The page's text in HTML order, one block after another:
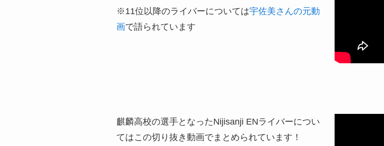
※11位以降のライバーについては宇佐美さんの元動
画で語られています
麒麟高校の選手となったNijisanji ENライバーについ
てはこの切り抜き動画でまとめられています！